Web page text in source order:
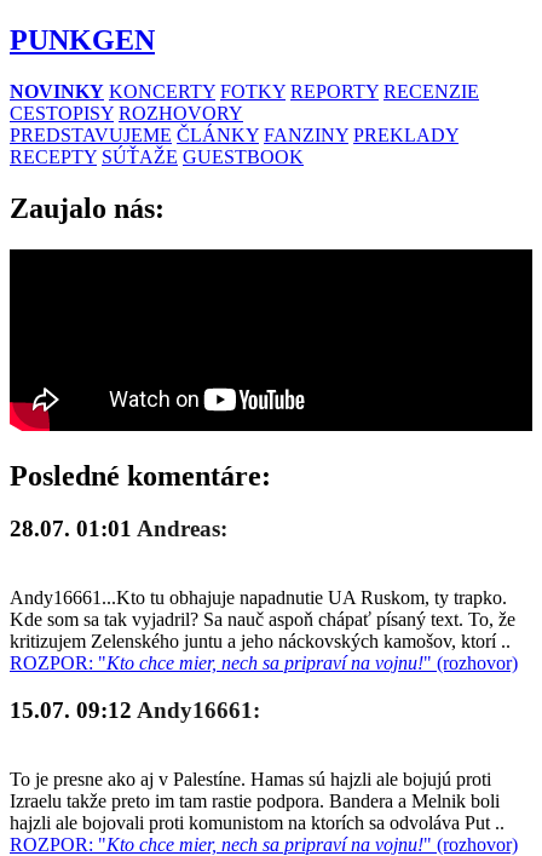
PUNKGEN
NOVINKY KONCERTY FOTKY REPORTY RECENZIE
CESTOPISY ROZHOVORY
PREDSTAVUJEME ČLÁNKY FANZINY PREKLADY
RECEPTY SÚŤAŽE GUESTBOOK
Zaujalo nás:
Posledné komentáre:
28.07. 01:01 Andreas:
Andy16661...Kto tu obhajuje napadnutie UA Ruskom, ty trapko.
Kde som sa tak vyjadril? Sa nauč aspoň chápať písaný text. To, že
kritizujem Zelenského juntu a jeho náckovských kamošov, ktorí ..
ROZPOR: "Kto chce mier, nech sa pripraví na vojnu!" (rozhovor)
15.07. 09:12 Andy16661:
To je presne ako aj v Palestíne. Hamas sú hajzli ale bojujú proti
Izraelu takže preto im tam rastie podpora. Bandera a Melnik boli
hajzli ale bojovali proti komunistom na ktorích sa odvoláva Put ..
ROZPOR: "Kto chce mier, nech sa pripraví na vojnu!" (rozhovor)